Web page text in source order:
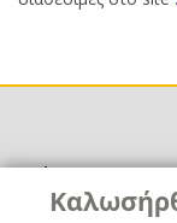
Χρήσιμα
Χρήσιμα
Επικοινωνία